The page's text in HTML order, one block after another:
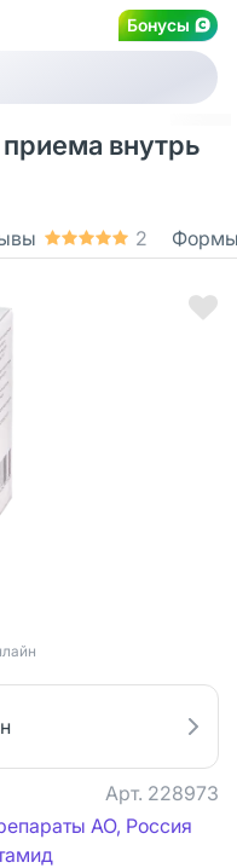
Бонусы
внутрь
2
Арт. 228973
АО, Россия